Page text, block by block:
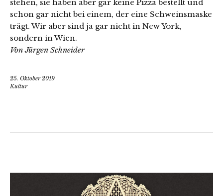
stehen, sie haben aber gar keine Pizza bestellt und
schon gar nicht bei einem, der eine Schweinsmaske
trägt. Wir aber sind ja gar nicht in New York,
sondern in Wien.
Von Jürgen Schneider
25. Oktober 2019
Kultur